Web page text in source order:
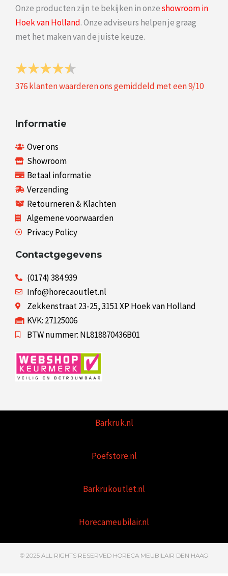
Onze producten zijn te bekijken in onzeshowroom in
Hoek van Holland. Onze adviseurs helpen je graag
met het maken van de juiste keuze.
376klanten waarderen ons gemiddeld met een9/10
Informatie
Over ons
Showroom
Betaal informatie
Verzending
Retourneren & Klachten
Algemene voorwaarden
Privacy Policy
Contactgegevens
(0174) 384 939
Info@horecaoutlet.nl
Zekkenstraat 23-25, 3151 XP Hoek van Holland
KVK: 27125006
BTW nummer: NL818870436B01
Barkruk.nl
Poefstore.nl
Barkrukoutlet.nl
Horecameubilair.nl
© 2025 ALL RIGHTS RESERVED HORECA MEUBILAIR DEN HAAG